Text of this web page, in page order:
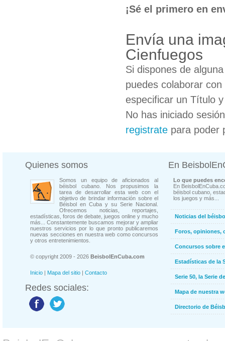
¡Sé el primero en
Envía una
Cienfuegos
Si dispones de
puedes colaborar
especificar un Título
No has iniciado
registrate para poder
Quienes somos
Somos un equipo de aficionados al
béisbol cubano. Nos propusimos la
tarea de desarrollar esta web con el
objetivo de brindar información sobre el
Béisbol en Cuba y su Serie Nacional.
Ofrecemos noticias, reportajes,
estadísticas, foros de debate, juegos online y mucho
más... Constantemente buscamos mejorar y ampliar
nuestros servicios por lo que pronto publicaremos
nuevas secciones en nuestra web como concursos
y otros entretenimientos.
© copyright 2009 - 2026 BeisbolEnCuba.com
Inicio | Mapa del sitio | Contacto
Redes sociales:
En
Lo que puedes
En
béisbol cubano,
los juegos y más...
Noticias del
Foros, opiniones,
Concursos sobre
Estadísticas de la
Serie 50, la Serie
Mapa de nuestra
Directorio de